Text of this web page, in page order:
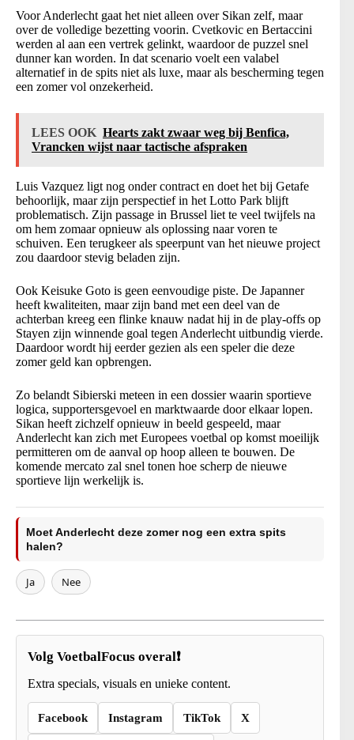
Voor Anderlecht gaat het niet alleen over Sikan zelf, maar
over de volledige bezetting voorin. Cvetkovic en Bertaccini
werden al aan een vertrek gelinkt, waardoor de puzzel snel
dunner kan worden. In dat scenario voelt een valabel
alternatief in de spits niet als luxe, maar als bescherming tegen
een zomer vol onzekerheid.
LEES OOK Hearts zakt zwaar weg bij Benfica,
Vrancken wijst naar tactische afspraken
Luis Vazquez ligt nog onder contract en doet het bij Getafe
behoorlijk, maar zijn perspectief in het Lotto Park blijft
problematisch. Zijn passage in Brussel liet te veel twijfels na
om hem zomaar opnieuw als oplossing naar voren te
schuiven. Een terugkeer als speerpunt van het nieuwe project
zou daardoor stevig beladen zijn.
Ook Keisuke Goto is geen eenvoudige piste. De Japanner
heeft kwaliteiten, maar zijn band met een deel van de
achterban kreeg een flinke knauw nadat hij in de play-offs op
Stayen zijn winnende goal tegen Anderlecht uitbundig vierde.
Daardoor wordt hij eerder gezien als een speler die deze
zomer geld kan opbrengen.
Zo belandt Sibierski meteen in een dossier waarin sportieve
logica, supportersgevoel en marktwaarde door elkaar lopen.
Sikan heeft zichzelf opnieuw in beeld gespeeld, maar
Anderlecht kan zich met Europees voetbal op komst moeilijk
permitteren om de aanval op hoop alleen te bouwen. De
komende mercato zal snel tonen hoe scherp de nieuwe
sportieve lijn werkelijk is.
Moet Anderlecht deze zomer nog een extra spits
halen?
Ja Nee
Volg VoetbalFocus overal❗
Extra specials, visuals en unieke content.
Facebook Instagram TikTok X